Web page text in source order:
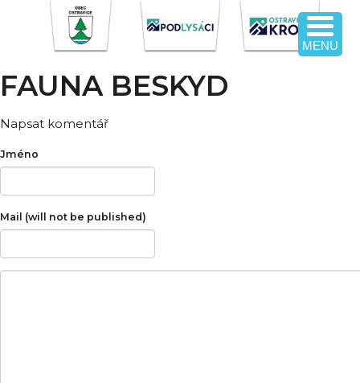
FAUNA BESKYD
Napsat komentář
Jméno
Mail (will not be published)
MENU